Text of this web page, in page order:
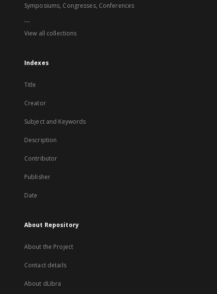
Symposiums, Congresses, Conferences
...
View all collections
Indexes
Title
Creator
Subject and Keywords
Description
Contributor
Publisher
Date
About Repository
About the Project
Contact details
About dLibra